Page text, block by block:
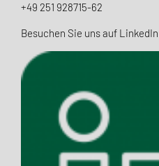
+49 251 928715-62
Besuchen Sie uns auf LinkedIn